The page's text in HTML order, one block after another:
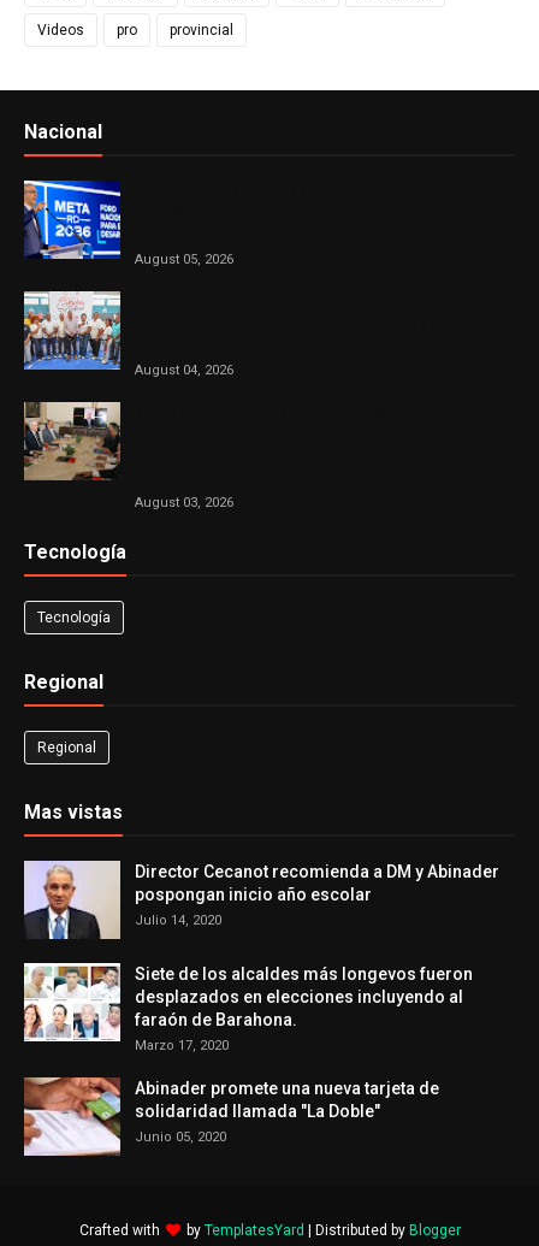
Videos pro provincial
Nacional
August 05, 2026
August 04, 2026
August 03, 2026
Tecnología
Tecnología
Regional
Regional
Mas vistas
Director Cecanot recomienda a DM y Abinader
pospongan inicio año escolar
Julio 14, 2020
Siete de los alcaldes más longevos fueron
desplazados en elecciones incluyendo al
faraón de Barahona.
Marzo 17, 2020
Abinader promete una nueva tarjeta de
solidaridad llamada "La Doble"
Junio 05, 2020
Crafted with by TemplatesYard | Distributed by Blogger